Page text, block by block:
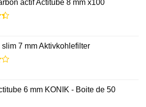
actif Actitube 8 mm x100
slim 7 mm Aktivkohlefilter
6 mm KONIK - Boite de 50